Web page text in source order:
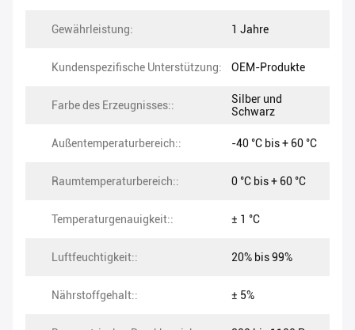
Gewährleistung: 1 Jahre
Kundenspezifische Unterstützung: OEM-Produkte
Farbe des Erzeugnisses::
Silber und
Schwarz
Außentemperaturbereich:: -40 °C bis + 60 °C
Raumtemperaturbereich:: 0 °C bis + 60 °C
Temperaturgenauigkeit:: ± 1 °C
Luftfeuchtigkeit:: 20% bis 99%
Nährstoffgehalt:: ± 5%